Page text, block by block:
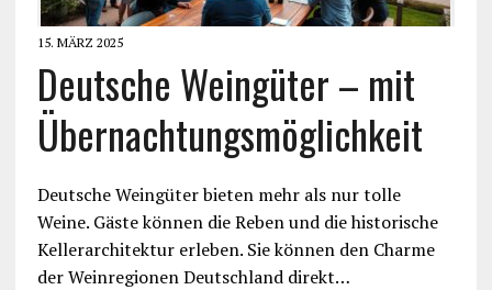
15. MÄRZ 2025
Deutsche Weingüter – mit
Übernachtungsmöglichkeit
Deutsche Weingüter bieten mehr als nur tolle
Weine. Gäste können die Reben und die historische
Kellerarchitektur erleben. Sie können den Charme
der Weinregionen Deutschland direkt…